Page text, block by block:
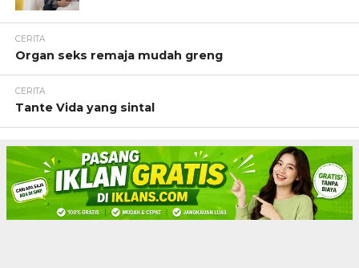
CERITA
Organ seks remaja mudah greng
CERITA
Tante Vida yang sintal